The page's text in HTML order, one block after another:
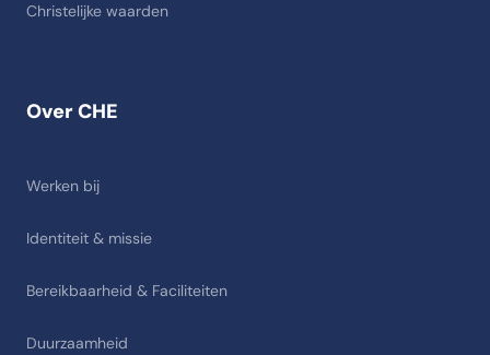
Over CHE
Werken bij
Identiteit & missie
Bereikbaarheid & Faciliteiten
Duurzaamheid
Christelijke waarden